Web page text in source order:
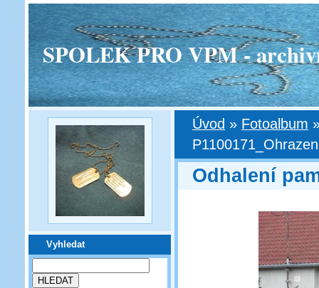
SPOLEK PRO VPM -
Vyhledat
Úvod » Fotoalbum
Odhalení